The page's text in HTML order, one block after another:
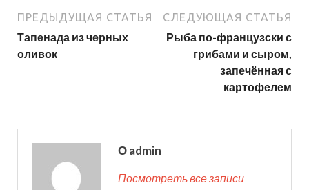
ПРЕДЫДУЩАЯ СТАТЬЯ
Тапенада из черных
оливок
СЛЕДУЮЩАЯ СТАТЬЯ
Рыба по-французски с
грибами и сыром,
запечённая с
картофелем
О admin
Посмотреть все записи